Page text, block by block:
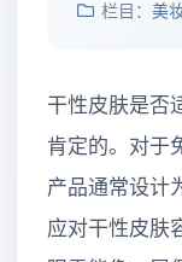
栏目： 美
干性皮肤是否
肯定的。对于
产品通常设计
应对干性皮肤